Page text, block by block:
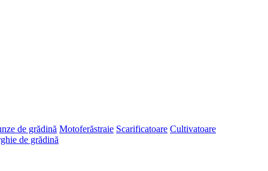
de grădină Motoferăstraie Scarificatoare Cultivatoare
de grădină